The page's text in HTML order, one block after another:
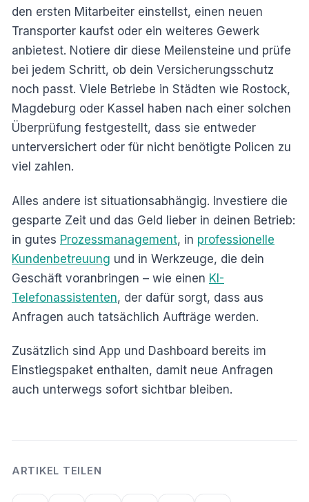
den ersten Mitarbeiter einstellst, einen neuen
Transporter kaufst oder ein weiteres Gewerk
anbietest. Notiere dir diese Meilensteine und prüfe
bei jedem Schritt, ob dein Versicherungsschutz
noch passt. Viele Betriebe in Städten wie Rostock,
Magdeburg oder Kassel haben nach einer solchen
Überprüfung festgestellt, dass sie entweder
unterversichert oder für nicht benötigte Policen zu
viel zahlen.
Alles andere ist situationsabhängig. Investiere die
gesparte Zeit und das Geld lieber in deinen Betrieb:
in gutes Prozessmanagement, in professionelle
Kundenbetreuung und in Werkzeuge, die dein
Geschäft voranbringen – wie einen KI-
Telefonassistenten, der dafür sorgt, dass aus
Anfragen auch tatsächlich Aufträge werden.
Zusätzlich sind App und Dashboard bereits im
Einstiegspaket enthalten, damit neue Anfragen
auch unterwegs sofort sichtbar bleiben.
ARTIKEL TEILEN